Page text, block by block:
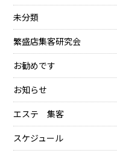
未分類
繁盛店集客研究会
お勧めです
お知らせ
エステ 集客
スケジュール